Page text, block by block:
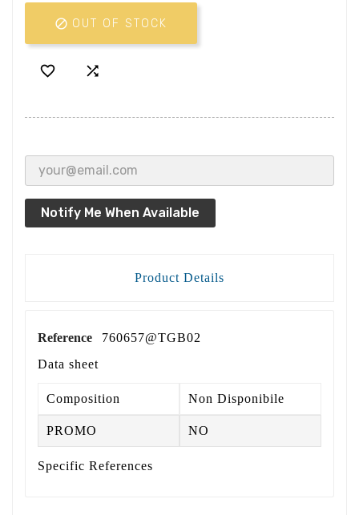
 OUT OF STOCK
 
Notify Me When Available
Product Details
Reference
760657@TGB02
Data sheet
Composition Non Disponibile
PROMO NO
Specific References